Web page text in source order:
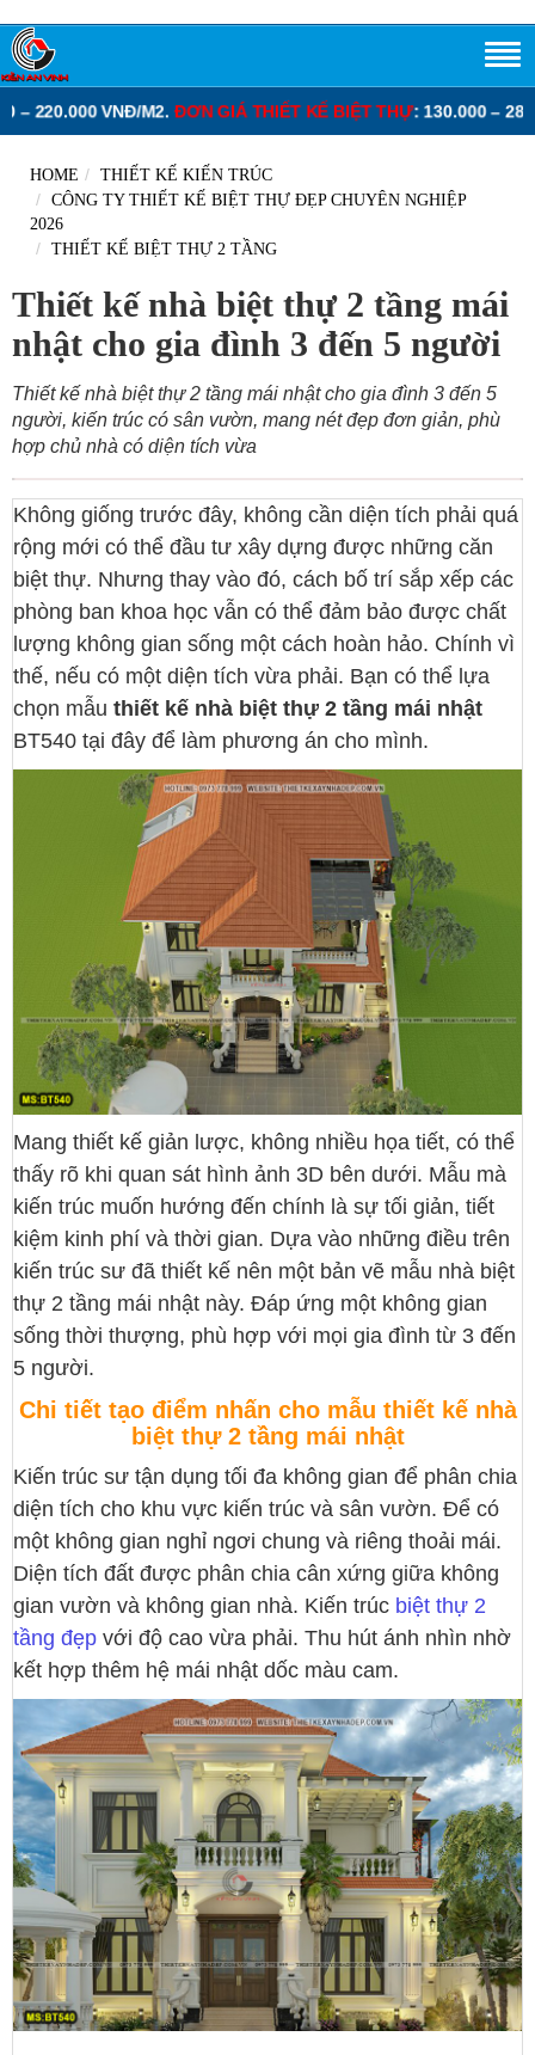
VNĐ/M2.ĐƠN GIÁ THIẾT KẾ BIỆT THỰ: 130.000 – 280.000 VNĐ/
HOME
THIẾT KẾ KIẾN TRÚC
CÔNG TY THIẾT KẾ BIỆT THỰ ĐẸP CHUYÊN NGHIỆP
2026
THIẾT KẾ BIỆT THỰ 2 TẦNG
Thiết kế nhà biệt thự 2 tầng mái
nhật cho gia đình 3 đến 5 người
Thiết kế nhà biệt thự 2 tầng mái nhật cho gia đình 3 đến 5
người, kiến trúc có sân vườn, mang nét đẹp đơn giản, phù
hợp chủ nhà có diện tích vừa
Không giống trước đây, không cần diện tích phải quá
rộng mới có thể đầu tư xây dựng được những căn
biệt thự. Nhưng thay vào đó, cách bố trí sắp xếp các
phòng ban khoa học vẫn có thể đảm bảo được chất
lượng không gian sống một cách hoàn hảo. Chính vì
thế, nếu có một diện tích vừa phải. Bạn có thể lựa
chọn mẫu thiết kế nhà biệt thự 2 tầng mái nhật
BT540 tại đây để làm phương án cho mình.
Mang thiết kế giản lược, không nhiều họa tiết, có thể
thấy rõ khi quan sát hình ảnh 3D bên dưới. Mẫu mà
kiến trúc muốn hướng đến chính là sự tối giản, tiết
kiệm kinh phí và thời gian. Dựa vào những điều trên
kiến trúc sư đã thiết kế nên một bản vẽ mẫu nhà biệt
thự 2 tầng mái nhật này. Đáp ứng một không gian
sống thời thượng, phù hợp với mọi gia đình từ 3 đến
5 người.
Chi tiết tạo điểm nhấn cho mẫu thiết kế nhà
biệt thự 2 tầng mái nhật
Kiến trúc sư tận dụng tối đa không gian để phân chia
diện tích cho khu vực kiến trúc và sân vườn. Để có
một không gian nghỉ ngơi chung và riêng thoải mái.
Diện tích đất được phân chia cân xứng giữa không
gian vườn và không gian nhà. Kiến trúc biệt thự 2
tầng đẹp với độ cao vừa phải. Thu hút ánh nhìn nhờ
kết hợp thêm hệ mái nhật dốc màu cam.